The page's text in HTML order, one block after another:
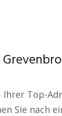
Ihrer Top-
Sie nach